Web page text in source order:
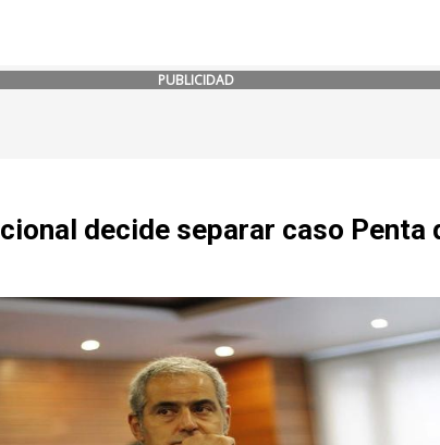
PUBLICIDAD
decide separar caso Penta